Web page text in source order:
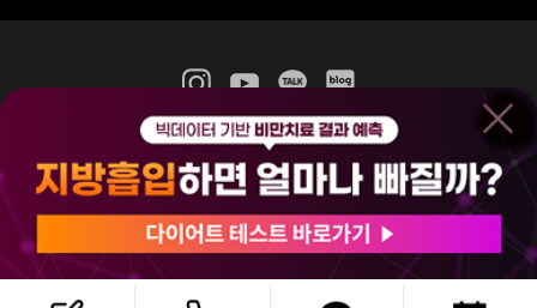
365mc 병·의원 이용약관
홈페이지 이용약관
비급여진료수가
(주)365mcㅣ서울특별시 서초구 서초대로52길 7, 3~4층(서초동, 제일빌딩)
120-87-04354ㅣ김남철
COPYRIGHT(C) 2025 365mc. ALL RIGHTS RESERVED.